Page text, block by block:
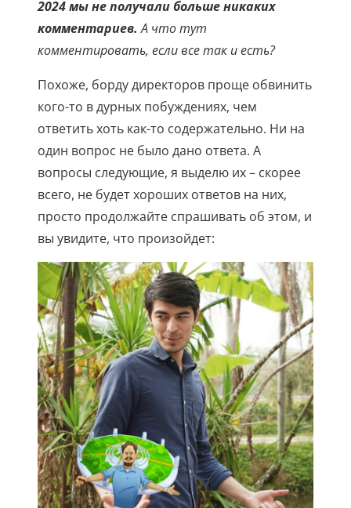
2024 мы не получали больше никаких
комментариев. А что тут
комментировать, если все так и есть?
Похоже, борду директоров проще обвинить
кого-то в дурных побуждениях, чем
ответить хоть как-то содержательно. Ни на
один вопрос не было дано ответа. А
вопросы следующие, я выделю их – скорее
всего, не будет хороших ответов на них,
просто продолжайте спрашивать об этом, и
вы увидите, что произойдет: